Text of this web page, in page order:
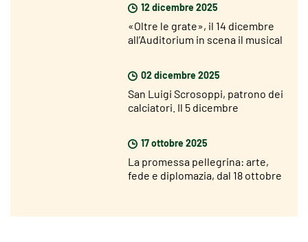
12 dicembre 2025
«Oltre le grate», il 14 dicembre
all’Auditorium in scena il musical
02 dicembre 2025
San Luigi Scrosoppi, patrono dei
calciatori. Il 5 dicembre
17 ottobre 2025
La promessa pellegrina: arte,
fede e diplomazia, dal 18 ottobre